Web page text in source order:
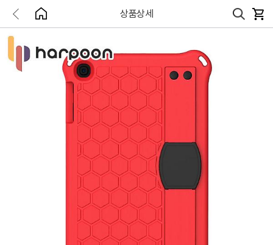
상품상세